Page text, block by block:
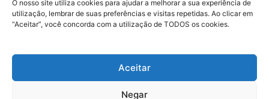
O nosso site utiliza cookies para ajudar a melhorar a sua experiência de
utilização, lembrar de suas preferências e visitas repetidas. Ao clicar em
“Aceitar”, você concorda com a utilização de TODOS os cookies.
Aceitar
Negar
© 2025 A Província do Pará CNPJ: 04.901.141/0001-36 End .
Trav. Quintino Bocaiuva 2301, Ed. Rogério Fernandez – Sala